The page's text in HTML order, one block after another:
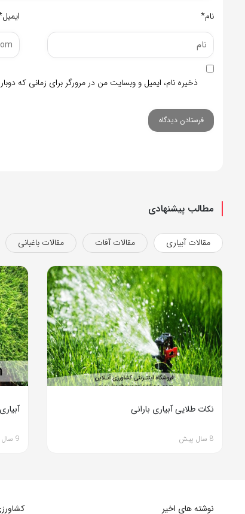
نام*
ذخیره نام، ایمیل و وبسایت من در مرورگر برای زمانی که
مطالب پیشنهادی
مقالات آبیاری مقالات آفات مقالات باغبانی
نکات طلایی آبیاری بارانی
8 سال پیش 9 سال پیش
نوشته های اخیر